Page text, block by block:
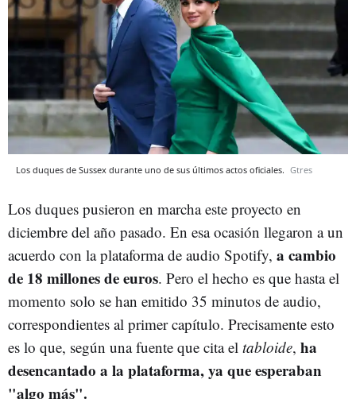
Los duques de Sussex durante uno de sus últimos actos oficiales. Gtres
Los duques pusieron en marcha este proyecto en
diciembre del año pasado. En esa ocasión llegaron a un
acuerdo con la plataforma de audio Spotify, a cambio
de 18 millones de euros. Pero el hecho es que hasta el
momento solo se han emitido 35 minutos de audio,
correspondientes al primer capítulo. Precisamente esto
es lo que, según una fuente que cita el tabloide, ha
desencantado a la plataforma, ya que esperaban
"algo más".